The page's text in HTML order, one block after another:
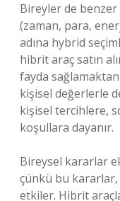
Bireyler de benzer
(zaman, para,
adına hybrid
hibrit araç satın
fayda
kişisel değerlerle
kişisel tercihlere,
koşullara dayanır.
Bireysel kararlar
çünkü bu
etkiler. Hibrit